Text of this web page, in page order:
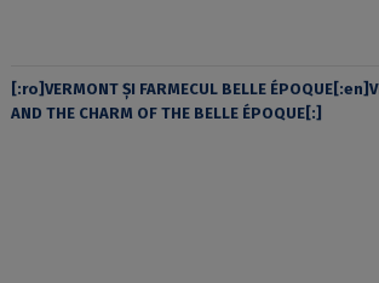
[:ro]VERMONT ȘI FARMECUL BELLE
AND THE CHARM OF THE BELLE ÉPOQUE[:]